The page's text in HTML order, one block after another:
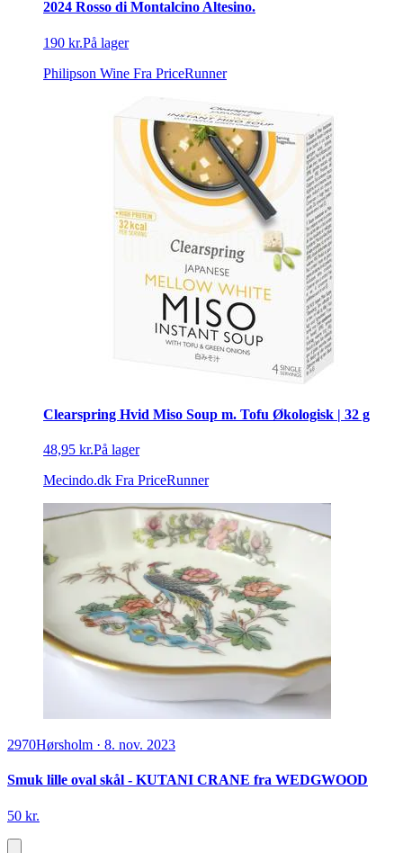
2024 Rosso di Montalcino Altesino.
190 kr.På lager
Philipson Wine Fra PriceRunner
Clearspring Hvid Miso Soup m. Tofu Økologisk | 32 g
48,95 kr.På lager
Mecindo.dk Fra PriceRunner
2970Hørsholm · 8. nov. 2023
Smuk lille oval skål - KUTANI CRANE fra WEDGWOOD
50 kr.